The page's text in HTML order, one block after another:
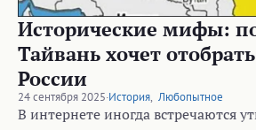
Исторические мифы:
Тайвань хочет
России
24 сентября 2025·История, Любопытное
В интернете иногда встречаются